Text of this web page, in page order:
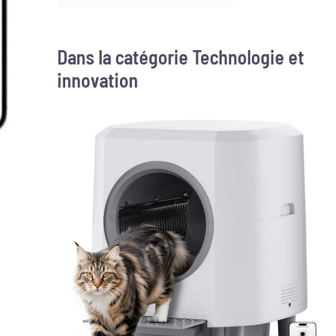
Dans la catégorie Technologie et
innovation